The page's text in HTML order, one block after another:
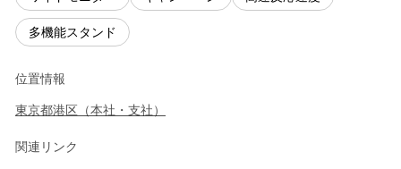
多機能スタンド
位置情報
東京都港区 （本社・支社 ）
関連リンク